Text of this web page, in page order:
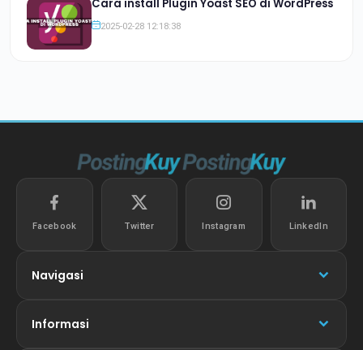
Cara install Plugin Yoast SEO di WordPress
2025-02-28 12:18:38
Facebook Twitter Instagram LinkedIn
Navigasi
Informasi